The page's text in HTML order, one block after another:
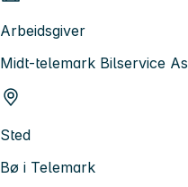
Arbeidsgiver
Midt-telemark Bilservice As
Sted
Bø i Telemark